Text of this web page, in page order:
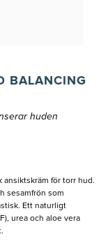
BALANCING
huden
ansiktskräm för torr hud.
sesamfrön som
Ett naturligt
urea och aloe vera